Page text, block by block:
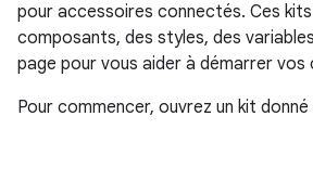
pour accessoires connectés. Ces
composants, des styles, des
page pour vous aider à démarrer vos
Pour commencer, ouvrez un kit donné